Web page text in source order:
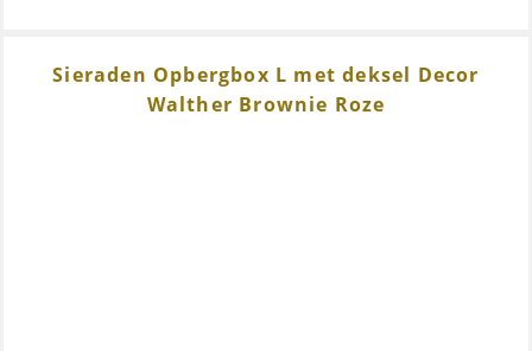
Sieraden Opbergbox L met deksel Decor
Walther Brownie Roze